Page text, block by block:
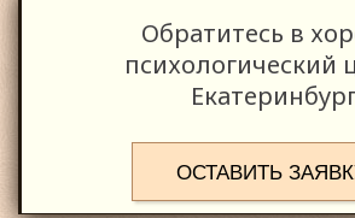
Обратитесь в
психологический
ОСТАВИТЬ